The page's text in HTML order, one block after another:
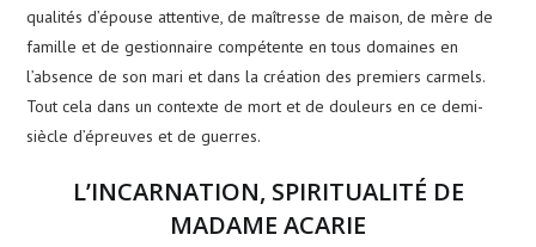
qualités d’épouse attentive, de maîtresse de maison, de mère de
famille et de gestionnaire compétente en tous domaines en
l’absence de son mari et dans la création des premiers carmels.
Tout cela dans un contexte de mort et de douleurs en ce demi-
siècle d’épreuves et de guerres.
L’INCARNATION, SPIRITUALITÉ DE
MADAME ACARIE